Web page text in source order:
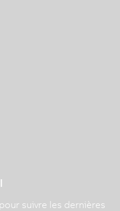
suivre les dernières